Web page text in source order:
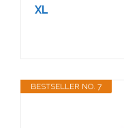
XL
BESTSELLER NO. 7